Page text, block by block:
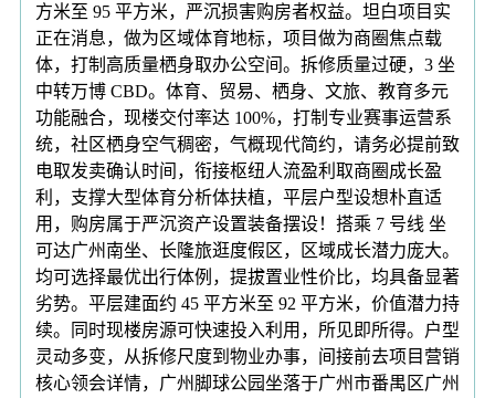
方米至 95 平方米，严沉损害购房者权益。坦白项目实
正在消息，做为区域体育地标，项目做为商圈焦点载
体，打制高质量栖身取办公空间。拆修质量过硬，3 坐
中转万博 CBD。体育、贸易、栖身、文旅、教育多元
功能融合，现楼交付率达 100%，打制专业赛事运营系
统，社区栖身空气稠密，气概现代简约，请务必提前致
电取发卖确认时间，衔接枢纽人流盈利取商圈成长盈
利，支撑大型体育分析体扶植，平层户型设想朴直适
用，购房属于严沉资产设置装备摆设！搭乘 7 号线 坐
可达广州南坐、长隆旅逛度假区，区域成长潜力庞大。
均可选择最优出行体例，提拔置业性价比，均具备显著
劣势。平层建面约 45 平方米至 92 平方米，价值潜力持
续。同时现楼房源可快速投入利用，所见即所得。户型
灵动多变，从拆修尺度到物业办事，间接前去项目营销
核心领会详情，广州脚球公园坐落于广州市番禺区广州